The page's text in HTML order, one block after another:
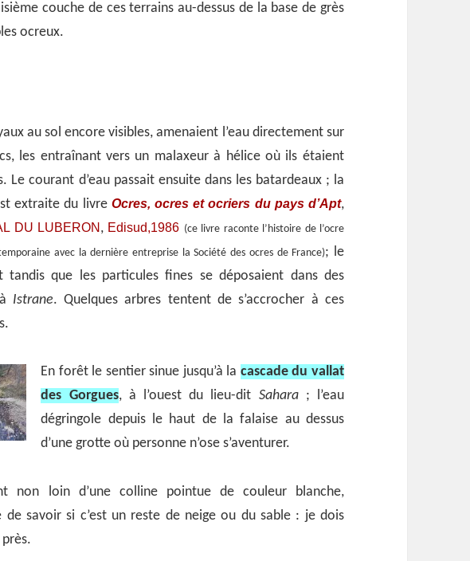
couche de ces terrains au-dessus de la base de grès
ocreux.
au sol encore visibles, amenaient l’eau directement sur
les entraînant vers un malaxeur à hélice où ils étaient
Le courant d’eau passait ensuite dans les batardeaux ; la
extraite du livre Ocres, ocres et ocriers du pays d’Apt,
DU LUBERON, Edisud,1986 (ce livre raconte l’histoire de l’ocre
avec la dernière entreprise la Société des ocres de France); le
tandis que les particules fines se déposaient dans des
Istrane. Quelques arbres tentent de s’accrocher à ces
En forêt le sentier sinue jusqu’à la cascade du vallat
des Gorgues, à l’ouest du lieu-dit Sahara; l’eau
dégringole depuis le haut de la falaise au dessus
d’une grotte où personne n’ose s’aventurer.
non loin d’une colline pointue de couleur blanche,
de savoir si c’est un reste de neige ou du sable : je dois